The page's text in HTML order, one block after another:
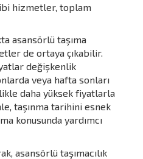
hizmetler, toplam
asansörlü taşıma
de ortaya çıkabilir.
değişkenlik
veya hafta sonları
daha yüksek fiyatlarla
taşınma tarihini esnek
konusunda yardımcı
asansörlü taşımacılık